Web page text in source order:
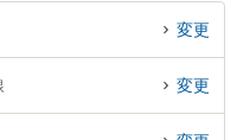
野 雄基弁護士のプロフィール情
。『武雄市で土日や夜間に発生
初回相談無料で境界線を法律相
などでお困りの相談者さんにお
変更
変更